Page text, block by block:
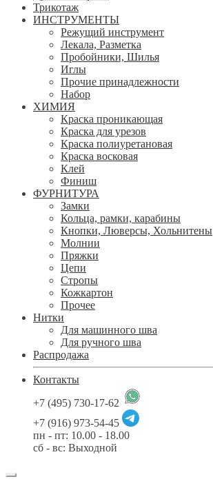
Трикотаж
ИНСТРУМЕНТЫ
Режущий инструмент
Лекала, Разметка
Пробойники, Шилья
Иглы
Прочие принадлежности
Набор
ХИМИЯ
Краска проникающая
Краска для урезов
Краска полиуретановая
Краска восковая
Клей
Финиш
ФУРНИТУРА
Замки
Кольца, рамки, карабины
Кнопки, Люверсы, Хольнитены
Молнии
Пряжки
Цепи
Стропы
Кожкартон
Прочее
Нитки
Для машинного шва
Для ручного шва
Распродажа
Контакты
+7 (495) 730-17-62
+7 (916) 973-54-45
пн - пт: 10.00 - 18.00
сб - вс: Выходной